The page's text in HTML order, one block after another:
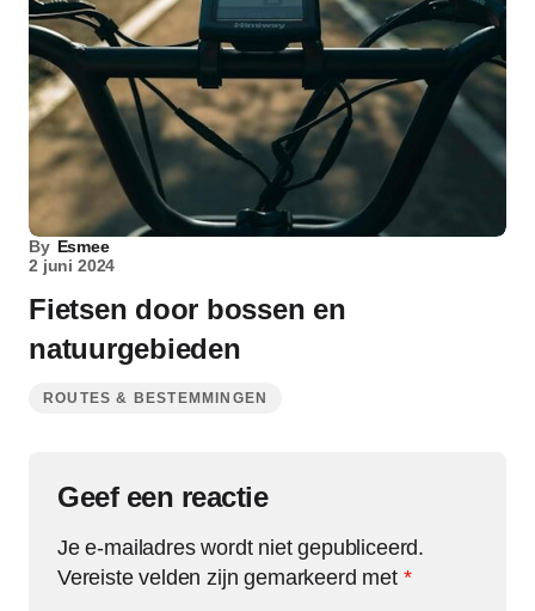
By Esmee
2 juni 2024
Fietsen door bossen en
natuurgebieden
ROUTES & BESTEMMINGEN
Geef een reactie
Je e-mailadres wordt niet gepubliceerd.
Vereiste velden zijn gemarkeerd met *